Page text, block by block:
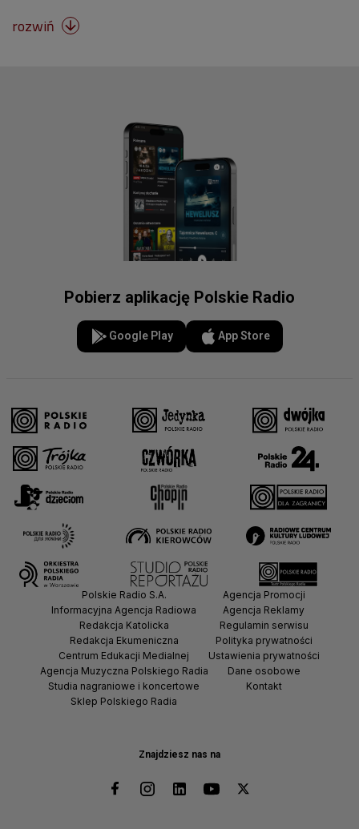
rozwiń 
Pobierz aplikację Polskie Radio
Google Play App Store
Znajdziesz nas na
Polskie Radio S.A.
Informacyjna Agencja Radiowa
Redakcja Katolicka
Redakcja Ekumeniczna
Centrum Edukacji Medialnej
Agencja Muzyczna Polskiego Radia
Studia nagraniowe i koncertowe
Sklep Polskiego Radia
Agencja Promocji
Agencja Reklamy
Regulamin serwisu
Polityka prywatności
Ustawienia prywatności
Dane osobowe
Kontakt